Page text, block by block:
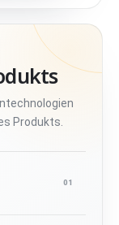
Produkts.
01